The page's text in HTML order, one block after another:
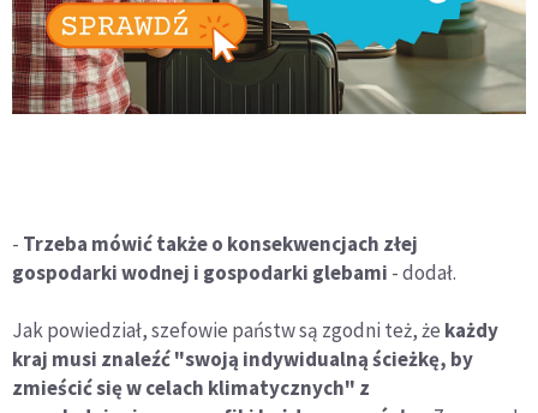
- Trzeba mówić także o konsekwencjach złej
gospodarki wodnej i gospodarki glebami - dodał.
Jak powiedział, szefowie państw są zgodni też, że każdy
kraj musi znaleźć "swoją indywidualną ścieżkę, by
zmieścić się w celach klimatycznych" z